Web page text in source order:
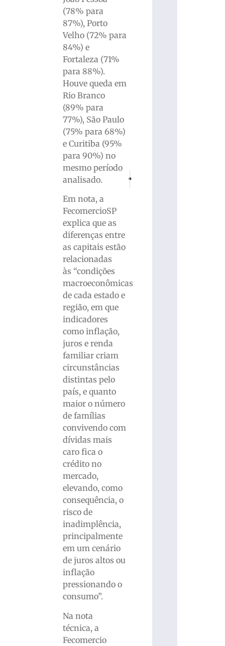
(78% para
87%), Porto
Velho (72% para
84%) e
Fortaleza (71%
para 88%).
Houve queda em
Rio Branco
(89% para
77%), São Paulo
(75% para 68%)
e Curitiba (95%
para 90%) no
mesmo período
analisado.
Em nota, a
FecomercioSP
explica que as
diferenças entre
as capitais estão
relacionadas
às “condições
macroeconômicas
de cada estado e
região, em que
indicadores
como inflação,
juros e renda
familiar criam
circunstâncias
distintas pelo
país, e quanto
maior o número
de famílias
convivendo com
dívidas mais
caro fica o
crédito no
mercado,
elevando, como
consequência, o
risco de
inadimplência,
principalmente
em um cenário
de juros altos ou
inflação
pressionando o
consumo”.
Na nota
técnica, a
Fecomercio